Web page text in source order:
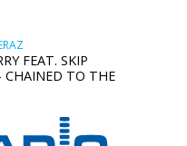
FEAT. SKIP
CHAINED TO THE